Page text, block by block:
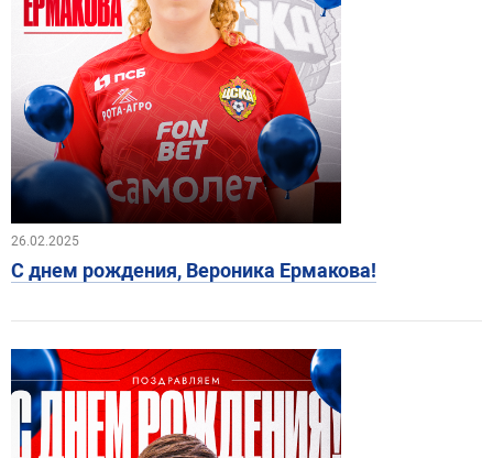
26.02.2025
С днем рождения, Вероника Ермакова!